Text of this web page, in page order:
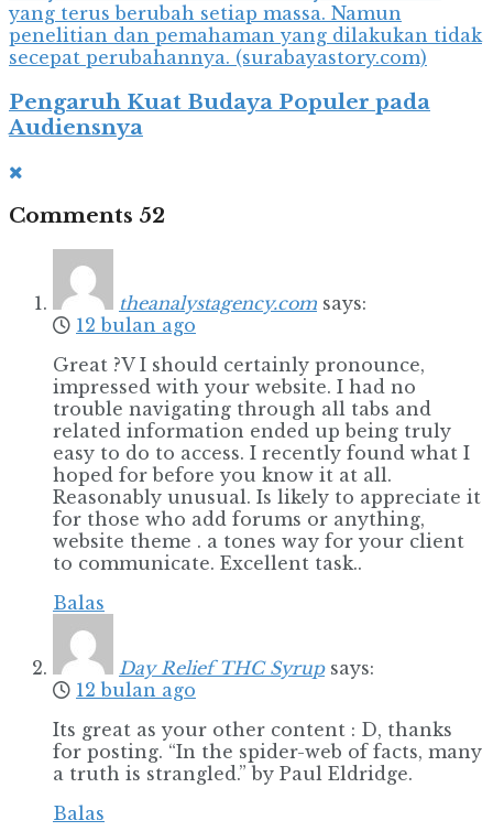
Pengaruh Kuat Budaya Populer pada
Audiensnya
Comments 52
theanalystagency.com says:
12 bulan ago
Great ?V I should certainly pronounce,
impressed with your website. I had no
trouble navigating through all tabs and
related information ended up being truly
easy to do to access. I recently found what I
hoped for before you know it at all.
Reasonably unusual. Is likely to appreciate it
for those who add forums or anything,
website theme . a tones way for your client
to communicate. Excellent task..
Balas
Day Relief THC Syrup says:
12 bulan ago
Its great as your other content : D, thanks
for posting. “In the spider-web of facts, many
a truth is strangled.” by Paul Eldridge.
Balas